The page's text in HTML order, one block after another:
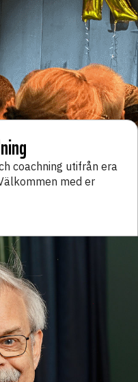
coachning utifrån era
med er